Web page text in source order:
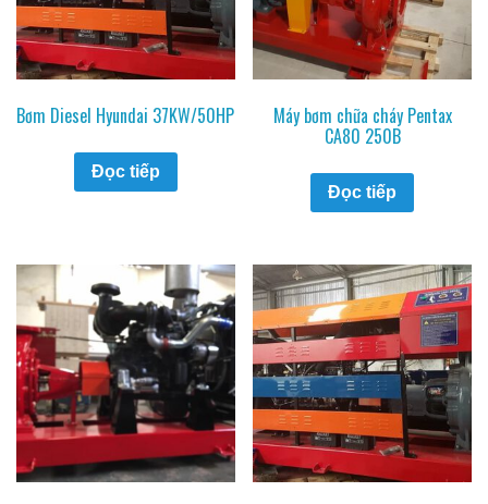
Bơm Diesel Hyundai 37KW/50HP
Đọc tiếp
Máy bơm chữa cháy Pentax
CA80 250B
Đọc tiếp